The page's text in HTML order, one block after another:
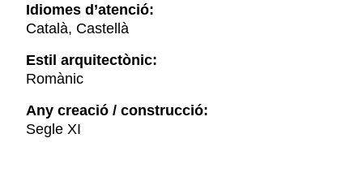
Idiomes d’atenció:
Català, Castellà
Estil arquitectònic:
Romànic
Any creació / construcció:
Segle XI